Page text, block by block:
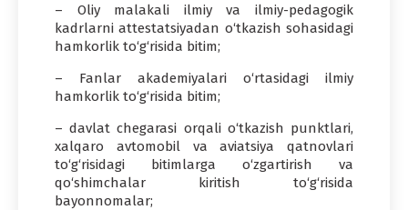
– Oliy malakali ilmiy va ilmiy-pedagogik
kadrlarni attestatsiyadan o‘tkazish sohasidagi
hamkorlik to‘g‘risida bitim;
– Fanlar akademiyalari o‘rtasidagi ilmiy
hamkorlik to‘g‘risida bitim;
– davlat chegarasi orqali o‘tkazish punktlari,
xalqaro avtomobil va aviatsiya qatnovlari
to‘g‘risidagi bitimlarga o‘zgartirish va
qo‘shimchalar kiritish to‘g‘risida
bayonnomalar;